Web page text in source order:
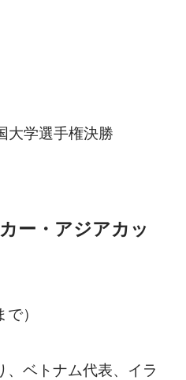
ー・アジアカッ
）
、ベトナム代表、イラ